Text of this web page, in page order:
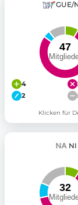
GUE/
4
2
Klicken für
NI